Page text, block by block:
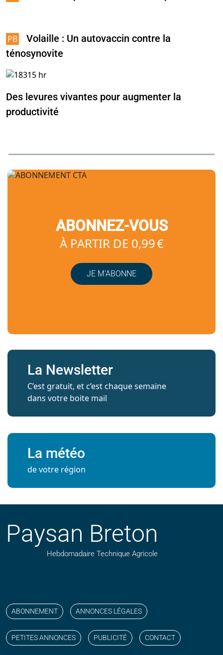
Volaille : Un autovaccin contre la
ténosynovite
Des levures vivantes pour augmenter la
productivité
ABONNEZ-VOUS
À PARTIR DE 0,99 €
JE M’ABONNE
La Newsletter
C’est gratuit, et c’est chaque semaine
dans votre boite mail
La météo
de votre région
Paysan Breton
Hebdomadaire Technique Agricole
ABONNEMENT ANNONCES LÉGALES
PETITES ANNONCES PUBLICITÉ CONTACT